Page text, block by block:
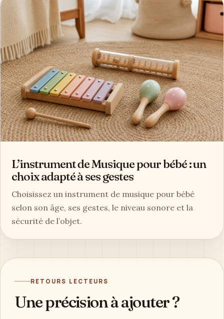
L’instrument de Musique pour bébé : un
choix adapté à ses gestes
Choisissez un instrument de musique pour bébé
selon son âge, ses gestes, le niveau sonore et la
sécurité de l’objet.
RETOURS LECTEURS
Une précision à ajouter ?